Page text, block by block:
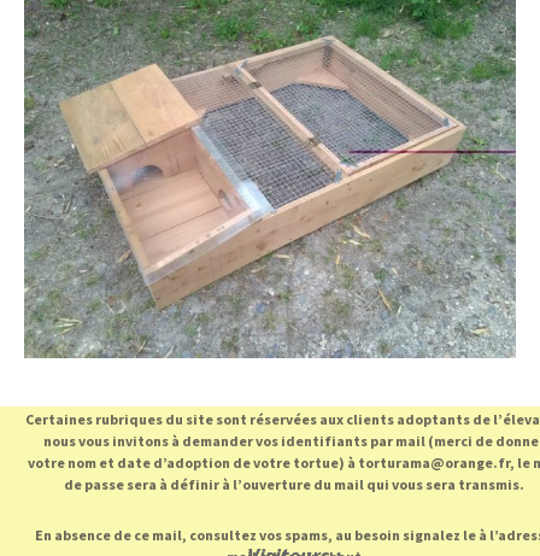
Certaines rubriques du site sont réservées aux clients adoptants de
nous vous invitons à demander vos identifiants par mail (merci de
votre nom et date d’adoption de votre tortue) à torturama@orange.fr, le
de passe sera à définir à l’ouverture du mail qui vous sera transmis.
En absence de ce mail, consultez vos spams, au besoin signalez le à